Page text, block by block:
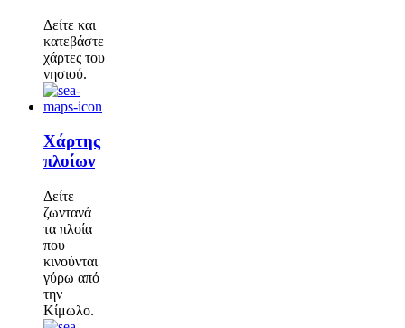
Δείτε και
κατεβάστε
χάρτες του
νησιού.
Χάρτης
πλοίων
Δείτε
ζωντανά
τα πλοία
που
κινούνται
γύρω από
την
Κίμωλο.